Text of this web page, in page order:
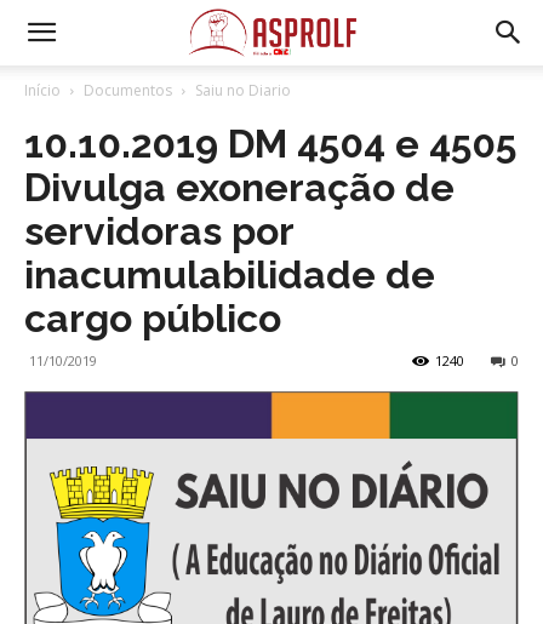
Início Documentos Saiu no Diario
10.10.2019 DM 4504 e 4505
Divulga exoneração de
servidoras por
inacumulabilidade de
cargo público
11/10/2019 0
1240